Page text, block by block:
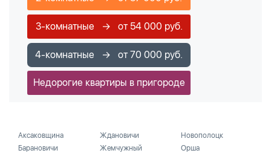
3-комнатные → от 54 000 руб.
4-комнатные → от 70 000 руб.
Недорогие квартиры в пригороде
Аксаковщина
Барановичи
Ждановичи
Жемчужный
Новополоцк
Орша